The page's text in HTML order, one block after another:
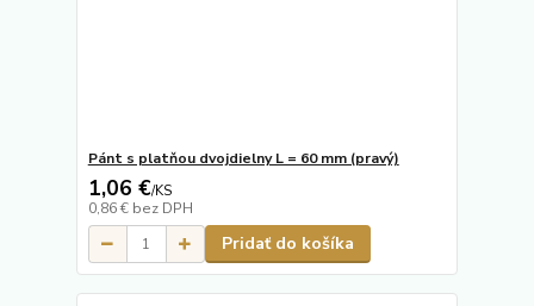
Pánt s platňou dvojdielny L = 60 mm (pravý)
1,06 €/KS
0,86 € bez DPH
Pridať do košíka